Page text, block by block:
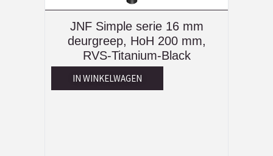
JNF Simple serie 16 mm
deurgreep, HoH 200 mm,
RVS-Titanium-Black
IN WINKELWAGEN